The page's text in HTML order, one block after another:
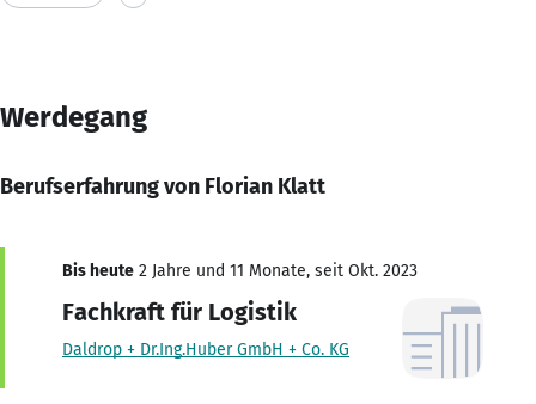
Werdegang
Berufserfahrung von Florian Klatt
Bis heute 2 Jahre und 11 Monate, seit Okt. 2023
Fachkraft für Logistik
Daldrop + Dr.Ing.Huber GmbH + Co. KG